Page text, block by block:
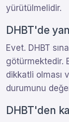
yürütülmelidir.
DHBT'de
Evet. DHBT
götürmektedir.
dikkatli olması
durumunu
DHBT'den